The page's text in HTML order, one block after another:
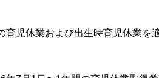
児休業および出生時育児休業を